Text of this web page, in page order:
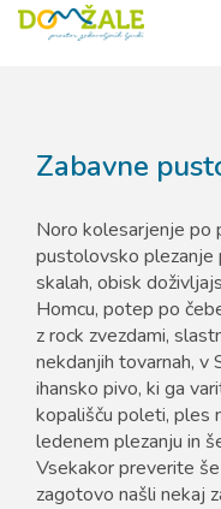
Skoči
na
Kazalo
strani
Zabavne
Noro kolesarjenje po
pustolovsko plezanje
skalah, obisk
Homcu, potep po
z rock zvezdami,
nekdanjih tovarnah, v
ihansko pivo, ki ga
kopališču poleti, ples
ledenem plezanju in
Vsekakor preverite
zagotovo našli nekaj